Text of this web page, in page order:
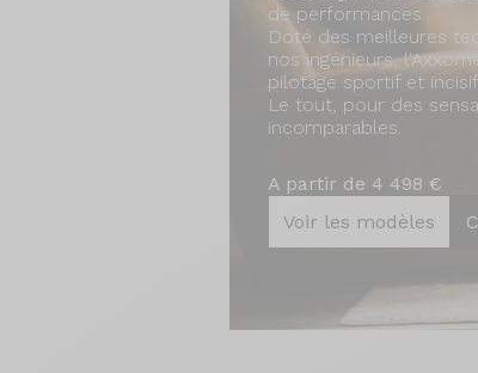
de performances.
Doté des meilleures
nos ingénieurs,
pilotage sportif et
Le tout, pour des
incomparables.
A partir de 4 498 €
Voir les modèles